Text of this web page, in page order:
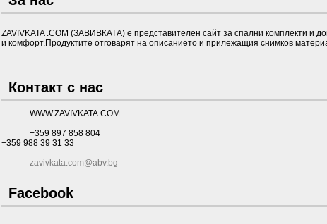
ZAVIVKATA .COM (ЗАВИВКАТА) е представителен сайт за спални комплекти и
и комфорт.Продуктите отговарят на описанието и прилежащия снимков
Контакт с нас
WWW.ZAVIVKATA.COM
+359 897 858 804
+359 988 39 31 33
zavivkata.com@abv.bg
Facebook